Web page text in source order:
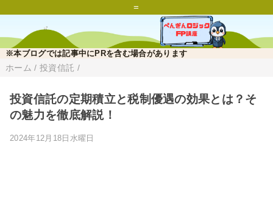
=
※本ブログでは記事中にPRを含む場合があります
ホーム / 投資信託 /
投資信託の定期積立と税制優遇の効果とは？そ
の魅力を徹底解説！
2024年12月18日水曜日